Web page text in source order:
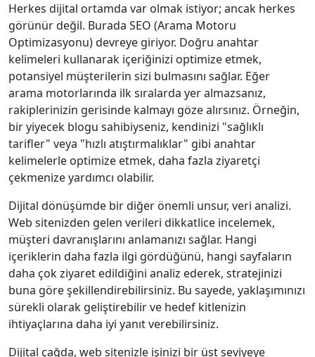
Herkes dijital ortamda var olmak istiyor; ancak herkes
görünür değil. Burada SEO (Arama Motoru
Optimizasyonu) devreye giriyor. Doğru anahtar
kelimeleri kullanarak içeriğinizi optimize etmek,
potansiyel müşterilerin sizi bulmasını sağlar. Eğer
arama motorlarında ilk sıralarda yer almazsanız,
rakiplerinizin gerisinde kalmayı göze alırsınız. Örneğin,
bir yiyecek blogu sahibiyseniz, kendinizi "sağlıklı
tarifler" veya "hızlı atıştırmalıklar" gibi anahtar
kelimelerle optimize etmek, daha fazla ziyaretçi
çekmenize yardımcı olabilir.
Dijital dönüşümde bir diğer önemli unsur, veri analizi.
Web sitenizden gelen verileri dikkatlice incelemek,
müşteri davranışlarını anlamanızı sağlar. Hangi
içeriklerin daha fazla ilgi gördüğünü, hangi sayfaların
daha çok ziyaret edildiğini analiz ederek, stratejinizi
buna göre şekillendirebilirsiniz. Bu sayede, yaklaşımınızı
sürekli olarak geliştirebilir ve hedef kitlenizin
ihtiyaçlarına daha iyi yanıt verebilirsiniz.
Dijital çağda, web sitenizle işinizi bir üst seviyeye